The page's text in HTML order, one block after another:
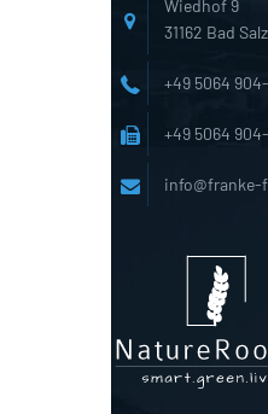
Wiedhof 9
31162 Bad
+49 5064
+49 5064